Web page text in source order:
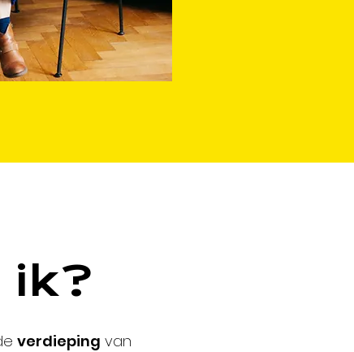
ik?
verdieping van